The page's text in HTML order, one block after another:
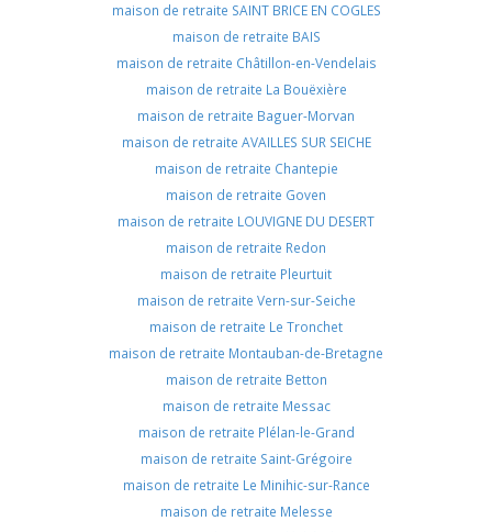
maison de retraite SAINT BRICE EN COGLES
maison de retraite BAIS
maison de retraite Châtillon-en-Vendelais
maison de retraite La Bouëxière
maison de retraite Baguer-Morvan
maison de retraite AVAILLES SUR SEICHE
maison de retraite Chantepie
maison de retraite Goven
maison de retraite LOUVIGNE DU DESERT
maison de retraite Redon
maison de retraite Pleurtuit
maison de retraite Vern-sur-Seiche
maison de retraite Le Tronchet
maison de retraite Montauban-de-Bretagne
maison de retraite Betton
maison de retraite Messac
maison de retraite Plélan-le-Grand
maison de retraite Saint-Grégoire
maison de retraite Le Minihic-sur-Rance
maison de retraite Melesse